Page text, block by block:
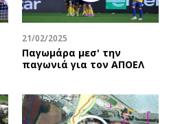
Νέα
Κινητά-tablets
Social
Αφιερώματα
Πολιτική
21/02/2025
Παγωμάρα μεσ' την
παγωνιά για τον ΑΠΟΕΛ